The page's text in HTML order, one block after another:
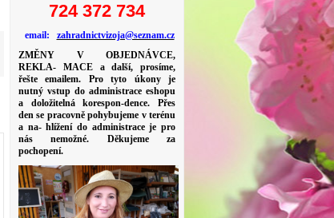
724 372 734
email: zahradnictvizoja@seznam.cz
ZMĚNY V OBJEDNÁVCE,
REKLA- MACE a další, prosíme,
řešte emailem. Pro tyto úkony je
nutný vstup do administrace eshopu
a doložitelná korespon-dence. Přes
den se pracovně pohybujeme v terénu
a na- hlížení do administrace je pro
nás nemožné. Děkujeme za
pochopení.